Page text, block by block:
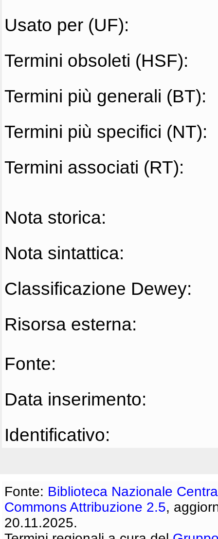
Usato per (UF):
Termini obsoleti (HSF):
Termini più generali (BT):
Termini più specifici (NT):
Termini associati (RT):
Nota storica:
Nota sintattica:
Classificazione Dewey:
Risorsa esterna:
Fonte:
Data inserimento:
Identificativo:
Fonte: Biblioteca Nazionale
Commons Attribuzione 2.5,
20.11.2025.